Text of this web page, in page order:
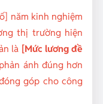
năm kinh nghiệm
thị trường hiện
là [Mức lương đề
ánh đúng hơn
góp cho công